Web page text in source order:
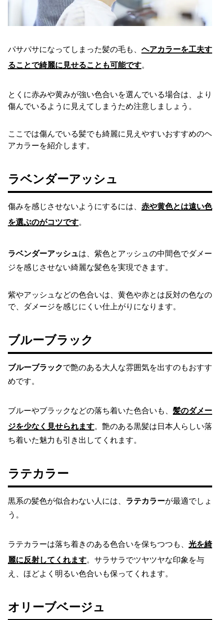
パサパサになってしまった髪の毛も、 ヘアカラーを工夫す
ることで綺麗に見せることも可能です。
とくに赤みや黄みが強い色合いを選んでいる場合は、より
傷んでいるように見えてしまうため注意しましょう。
ここでは傷んでいる髪でも綺麗に見えやすいおすすめのヘ
アカラーを紹介します。
ラベンダーアッシュ
傷みを感じさせないようにするには、 赤や黄色とは遠い色
を選ぶのがコツです。
ラベンダーアッシュは、紫色とアッシュの中間色でダメー
ジを感じさせない綺麗な髪色を実現できます。
紫やアッシュなどの色合いは、黄色や赤とは反対の色なの
で、ダメージを感じにくい仕上がりになります。
ブルーブラック
ブルーブラックで艶のある大人な雰囲気を出すのもおすす
めです。
ブルーやブラックなどの落ち着いた色合いも、 髪のダメー
ジを少なく見せられます。艶のある黒髪は日本人らしい落
ち着いた魅力も引き出してくれます。
ラテカラー
黒系の髪色が似合わない人には、 ラテカラーが最適でしょ
う。
ラテカラーは落ち着きのある色合いを保ちつつも、 光を綺
麗に反射してくれます。サラサラでツヤツヤな印象を与
え、ほどよく明るい色合いも保ってくれます。
オリーブベージュ